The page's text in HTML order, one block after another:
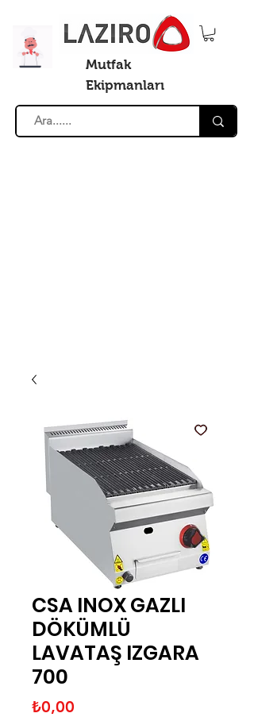
Mutfak
Ekipmanları
CSA INOX GAZLI
DÖKÜMLÜ
LAVATAŞ IZGARA
700
₺0,00